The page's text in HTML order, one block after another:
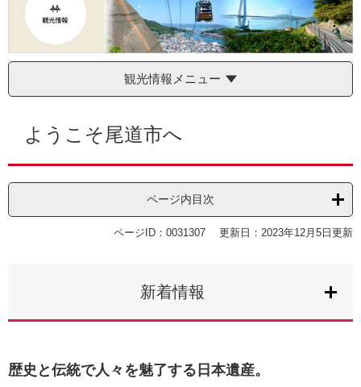
観光情報メニュー
ようこそ尾道市へ
ページ内目次
ページID：0031307 更新日：2023年12月5日更新
新着情報
歴史と伝統で人々を魅了する日本遺産。